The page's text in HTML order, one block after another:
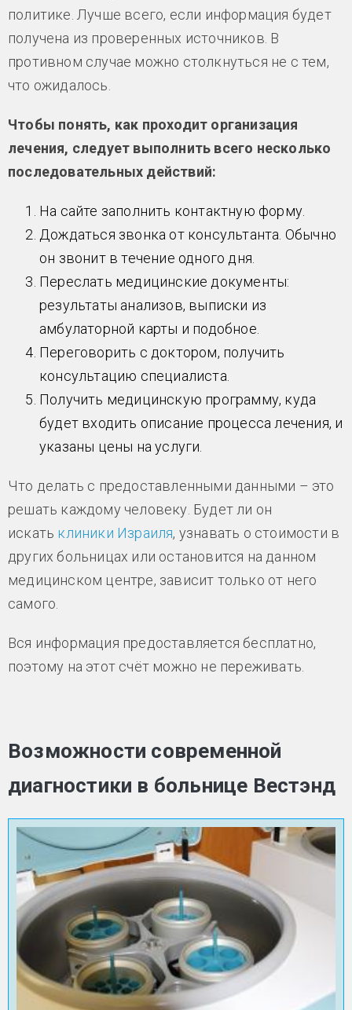
политике. Лучше всего, если информация будет
получена из проверенных источников. В
противном случае можно столкнуться не с тем,
что ожидалось.
Чтобы понять, как проходит организация
лечения, следует выполнить всего несколько
последовательных действий:
На сайте заполнить контактную форму.
Дождаться звонка от консультанта. Обычно
он звонит в течение одного дня.
Переслать медицинские документы:
результаты анализов, выписки из
амбулаторной карты и подобное.
Переговорить с доктором, получить
консультацию специалиста.
Получить медицинскую программу, куда
будет входить описание процесса лечения, и
указаны цены на услуги.
Что делать с предоставленными данными – это
решать каждому человеку. Будет ли он
искать клиники Израиля, узнавать о стоимости в
других больницах или остановится на данном
медицинском центре, зависит только от него
самого.
Вся информация предоставляется бесплатно,
поэтому на этот счёт можно не переживать.
Возможности современной
диагностики в больнице Вестэнд